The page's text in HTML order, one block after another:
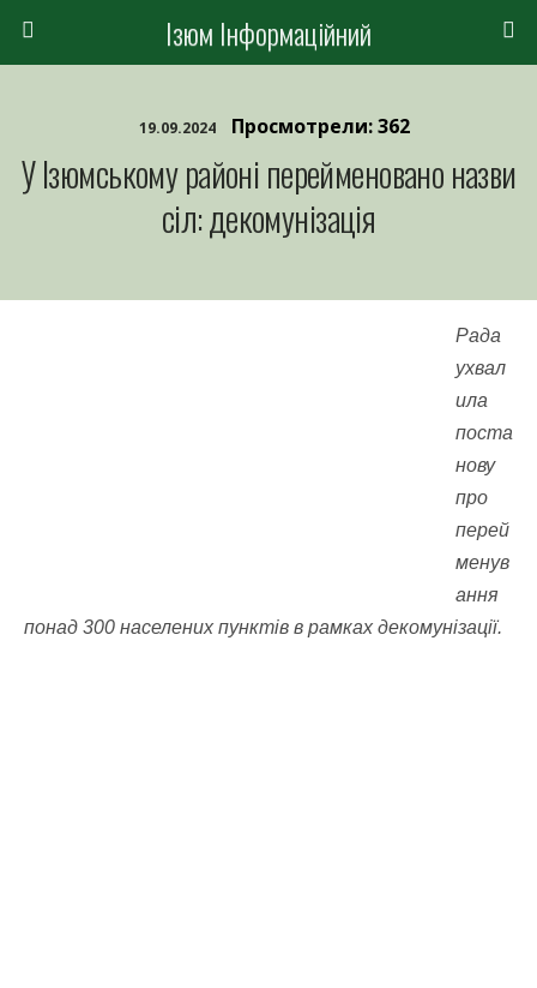
Ізюм Інформаційний
19.09.2024 Просмотрели: 362
У Ізюмському районі перейменовано назви
сіл: декомунізація
Рада
ухвал
ила
поста
нову
про
перей
менув
ання
понад 300 населених пунктів в рамках декомунізації.